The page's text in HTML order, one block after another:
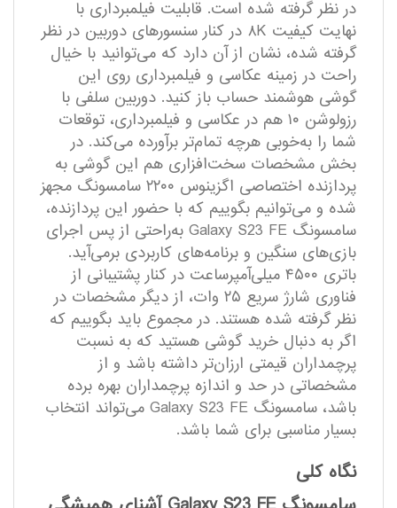
در نظر گرفته شده است. قابلیت فیلمبرداری با
نهایت کیفیت ۸K در کنار سنسور‌های دوربین در نظر
گرفته شده، نشان از آن دارد که می‌توانید با خیال
راحت در زمینه عکاسی و فیلمبرداری روی این
گوشی هوشمند حساب باز کنید. دوربین سلفی با
رزولوشن ۱۰ هم در عکاسی و فیلمبرداری، توقعات
شما را به‌خوبی هرچه‌ تمام‌تر برآورده می‌کند. در
بخش مشخصات سخت‌افزاری هم این گوشی به
پردازنده اختصاصی اگزینوس ۲۲۰۰ سامسونگ مجهز
شده و می‌توانیم بگوییم که با حضور این پردازنده،
سامسونگ Galaxy S23 FE به‌راحتی از پس اجرای
بازی‌های سنگین و برنامه‌های کاربردی برمی‌آید.
باتری ۴۵۰۰ میلی‌آمپر‌ساعت در کنار پشتیبانی از
فناوری شارژ سریع ۲۵ وات، از دیگر مشخصات در
نظر گرفته شده هستند. در مجموع باید بگوییم که
اگر به دنبال خرید گوشی هستید که به نسبت
پرچمداران قیمتی ارزان‌تر داشته باشد و از
مشخصاتی در حد و اندازه پرچمداران بهره برده
باشد، سامسونگ Galaxy S23 FE می‌تواند انتخاب
بسیار مناسبی برای شما باشد.
نگاه کلی